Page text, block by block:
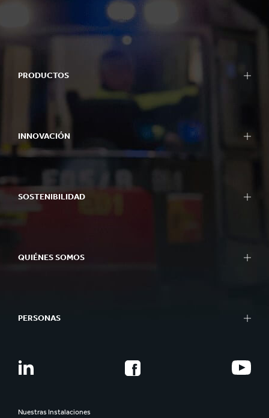
PRODUCTOS
INNOVACIÓN
SOSTENIBILIDAD
QUIÉNES SOMOS
PERSONAS
Nuestras Instalaciones